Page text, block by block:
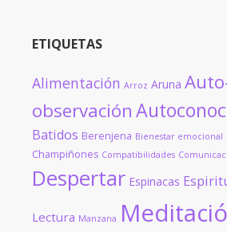
ETIQUETAS
Alimentación Arroz Aruna
observación
Batidos Berenjena Bienestar emocional
Champiñones Compatibilidades
Despertar Espinacas
Lectura Manzana